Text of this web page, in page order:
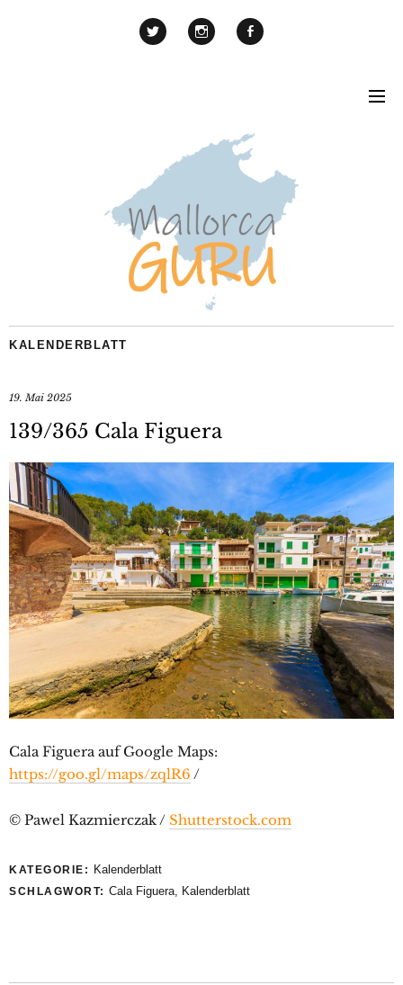
KALENDERBLATT
19. Mai 2025
139/365 Cala Figuera
Cala Figuera auf Google Maps:
https://goo.gl/maps/zqlR6 /
© Pawel Kazmierczak / Shutterstock.com
KATEGORIE: Kalenderblatt
SCHLAGWORT: Cala Figuera, Kalenderblatt